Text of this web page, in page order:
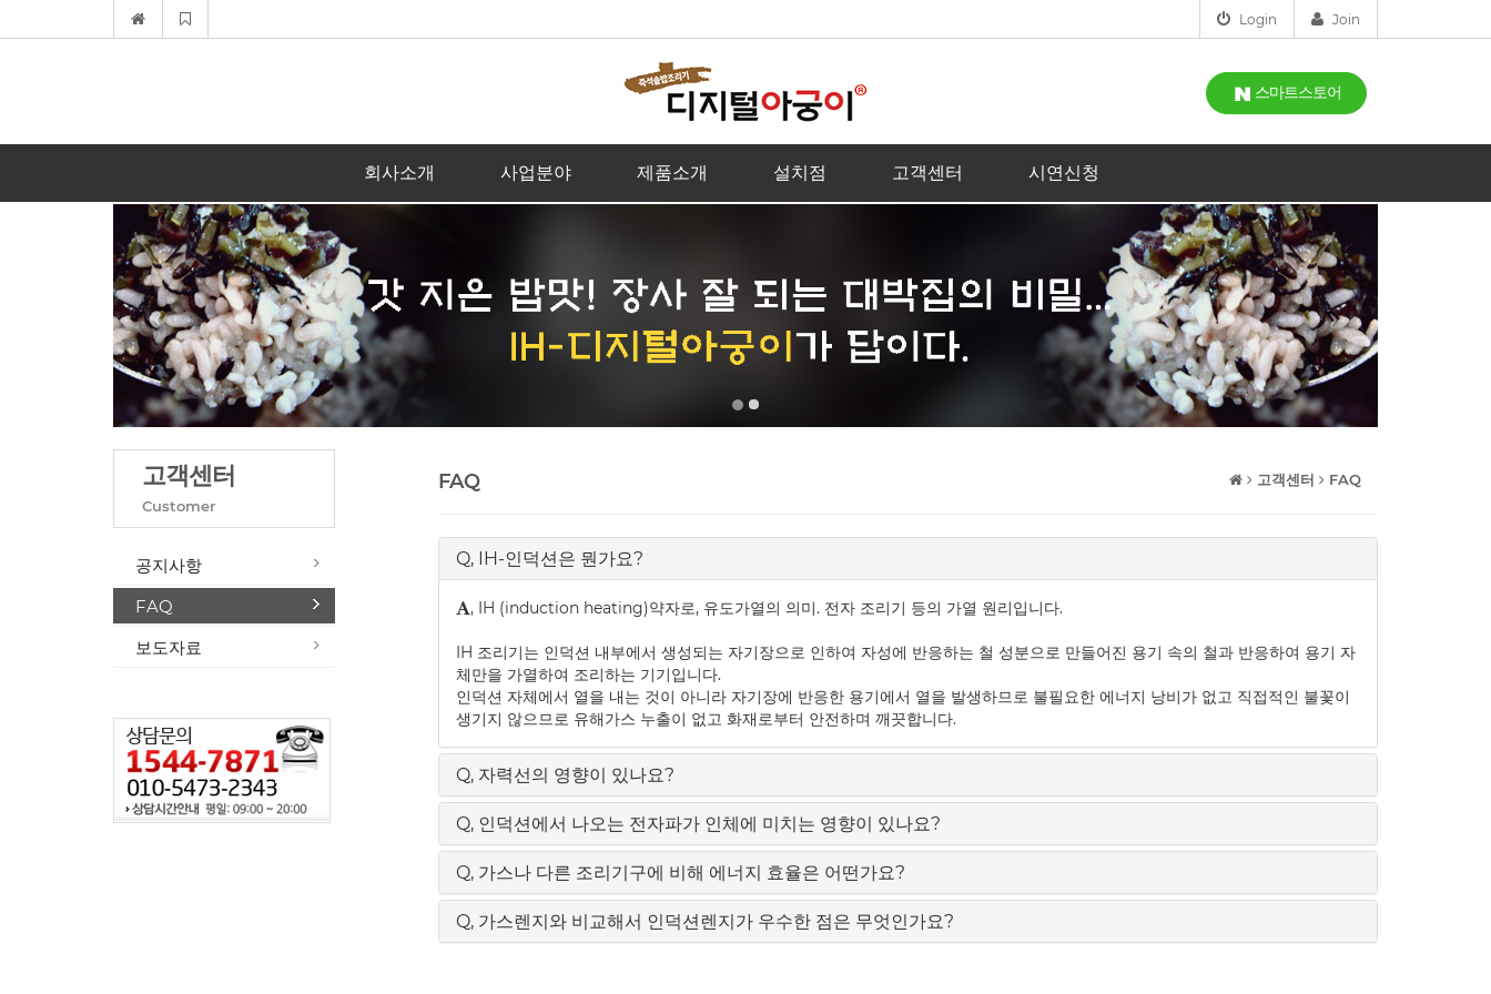
Login Join
스마트스토어
회사소개 사업분야 제품소개 설치점 고객센터 시연신청
고객센터
Customer
공지사항
FAQ
보도자료
FAQ 고객센터 FAQ
Q, IH-인덕션은 뭔가요?
, IH (induction heating)약자로, 유도가열의 의미. 전자 조리기 등의 가열 원리입니다.
IH 조리기는 인덕션 내부에서 생성되는 자기장으로 인하여 자성에 반응하는 철 성분으로 만들어진 용기 속의 철과 반응하여 용기 자
체만을 가열하여 조리하는 기기입니다.
인덕션 자체에서 열을 내는 것이 아니라 자기장에 반응한 용기에서 열을 발생하므로 불필요한 에너지 낭비가 없고 직접적인 불꽃이
생기지 않으므로 유해가스 누출이 없고 화재로부터 안전하며 깨끗합니다.
Q, 자력선의 영향이 있나요?
Q, 인덕션에서 나오는 전자파가 인체에 미치는 영향이 있나요?
Q, 가스나 다른 조리기구에 비해 에너지 효율은 어떤가요?
Q, 가스렌지와 비교해서 인덕션렌지가 우수한 점은 무엇인가요?